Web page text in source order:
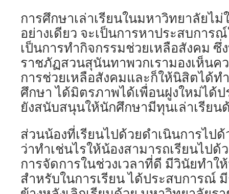
การศึกษาเล่าเรียนในมหาวิทยาลัยไม่
อย่างเดียว จะเป็นการหาประสบการ
เป็นการทำกิจกรรมช่วยเหลือสังคม ซึ่
ราชภัฏสวนสุนันทาพวกเรามองเห็น
การช่วยเหลือสังคมและก็ให้นิสิตได้ท
ศึกษา ได้มิตรภาพได้เพื่อนฝูงใหม่ได้
ยังสนับสนุนให้นักศึกษามีทุนเล่าเรียน
ส่วนน้องที่เรียนไปด้วยดำเนินการไปด้
ว่าทำเช่นไรให้น้องสามารถเรียนไปด้
การจัดการในช่วงเวลาที่ดี มีวินัยทำใ
สำหรับในการเรียน ได้ประสบการณ์